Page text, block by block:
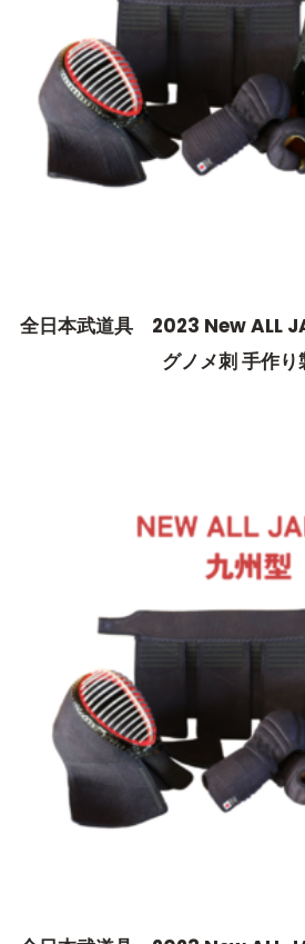
全日本武道具 2023 New ALL
グノメ刺 手作り